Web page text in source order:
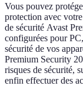
Vous pouvez
protection avec
de sécurité Avast
configurées pour
sécurité de vos
Premium Security
risques de sécurité,
enfin effectuer des